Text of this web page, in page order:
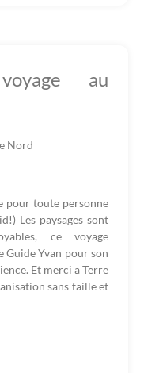
au
Nord
pour toute personne
Les paysages sont
ce voyage
Yvan pour son
Et merci a Terre
sans faille et